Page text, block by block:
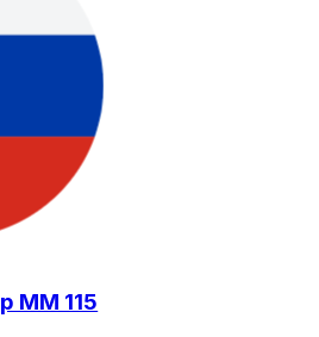
ММ 115